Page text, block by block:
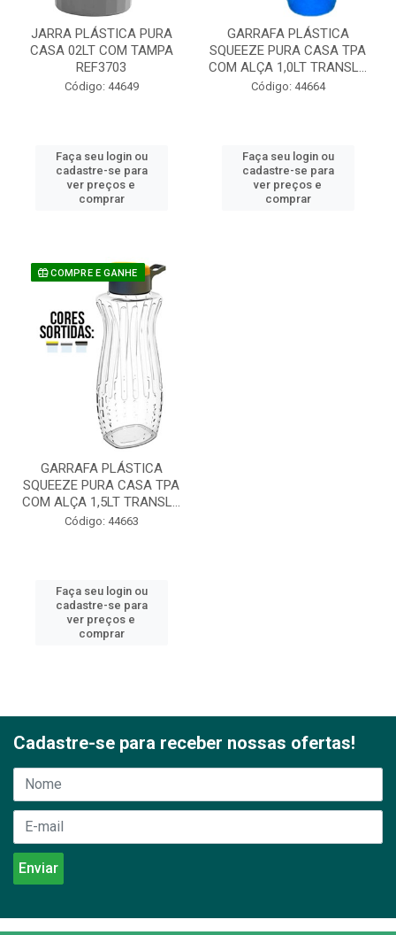
JARRA PLÁSTICA PURA
CASA 02LT COM TAMPA
REF3703
Código: 44649
Faça seu login ou
cadastre-se para
ver preços e
comprar
GARRAFA PLÁSTICA
SQUEEZE PURA CASA TPA
COM ALÇA 1,0LT TRANSL...
Código: 44664
Faça seu login ou
cadastre-se para
ver preços e
comprar
COMPRE E GANHE
GARRAFA PLÁSTICA
SQUEEZE PURA CASA TPA
COM ALÇA 1,5LT TRANSL...
Código: 44663
Faça seu login ou
cadastre-se para
ver preços e
comprar
Cadastre-se para receber nossas ofertas!